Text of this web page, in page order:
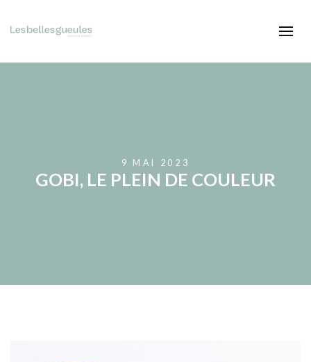
9 MAI 2023
GOBI, LE PLEIN DE COULEUR